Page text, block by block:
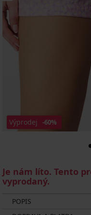
Výprodej -60%
Je nám líto. Tento
vyprodaný.
POPIS